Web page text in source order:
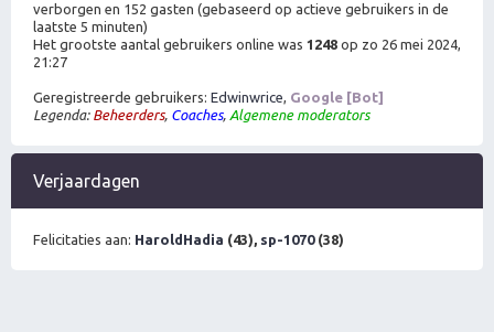
verborgen en 152 gasten (gebaseerd op actieve gebruikers in de
laatste 5 minuten)
Het grootste aantal gebruikers online was 1248 op zo 26 mei 2024,
21:27
Geregistreerde gebruikers: Edwinwrice, Google [Bot]
Legenda: Beheerders, Coaches, Algemene moderators
Verjaardagen
Felicitaties aan: HaroldHadia (43), sp-1070(38)